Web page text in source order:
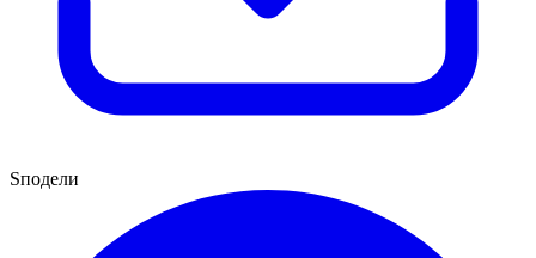
Sподели